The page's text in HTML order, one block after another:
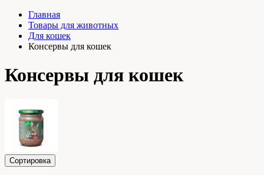
Главная
Товары для животных
Для кошек
Консервы для кошек
Консервы для кошек
Сортировка